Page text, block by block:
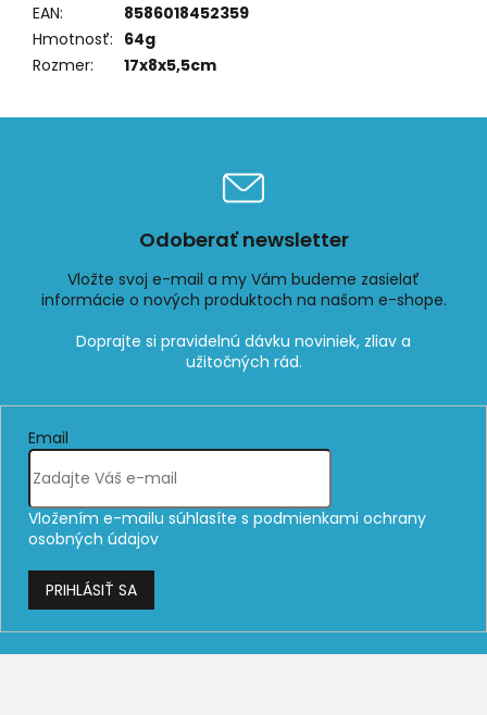
EAN:
8586018452359
Hmotnosť: 64g
Rozmer: 17x8x5,5cm
Odoberať newsletter
Vložte svoj e-mail a my Vám budeme zasielať
informácie o nových produktoch na našom e-shope.
Email
Vložením e-mailu súhlasíte s podmienkami ochrany
osobných údajov
PRIHLÁSIŤ SA